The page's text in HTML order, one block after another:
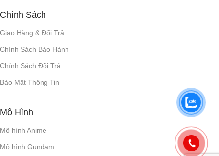
Chính Sách
Giao Hàng & Đổi Trả
Chính Sách Bảo Hành
Chính Sách Đổi Trả
Bảo Mật Thông Tin
Mô Hình
Mô hình Anime
Mô hình Gundam